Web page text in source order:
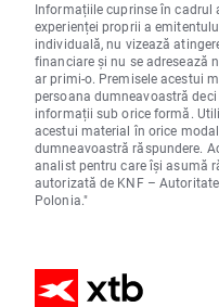
Informațiile cuprinse în cadrul
experienței proprii a
individuală, nu vizează
financiare și nu se adresează
ar primi-o. Premisele acestui
persoana dumneavoastră
informații sub orice formă.
acestui material în orice
dumneavoastră răspundere.
analist pentru care își asumă
autorizată de KNF –
Polonia."